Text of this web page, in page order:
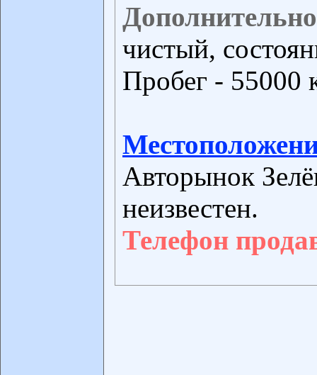
чистый,
Пробег - 55000
Авторынок
неизвестен.
Телефон